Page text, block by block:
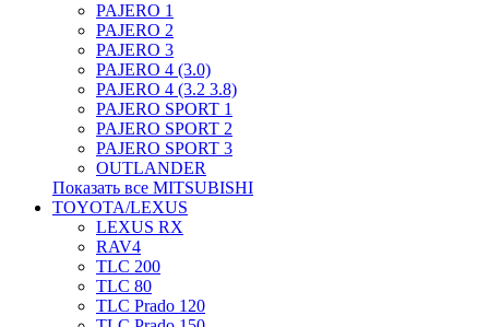
PAJERO 1
PAJERO 2
PAJERO 3
PAJERO 4 (3.0)
PAJERO 4 (3.2 3.8)
PAJERO SPORT 1
PAJERO SPORT 2
PAJERO SPORT 3
OUTLANDER
Показать все MITSUBISHI
TOYOTA/LEXUS
LEXUS RX
RAV4
TLC 200
TLC 80
TLC Prado 120